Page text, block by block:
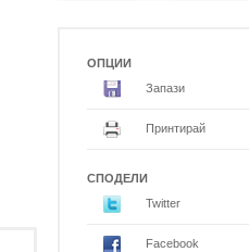
ОПЦИИ
Запази
Принтирай
СПОДЕЛИ
Twitter
Facebook